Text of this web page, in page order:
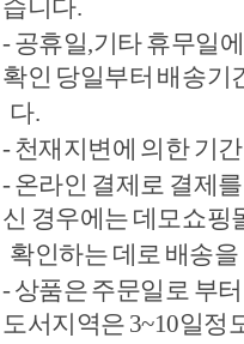
습니다.
- 공휴일,기타 휴무일
확인 당일부터 배송기
다.
- 천재지변에 의한 기
- 온라인 결제로 결제
신 경우에는 데모쇼핑
확인하는 데로 배송을
- 상품은 주문일로 부
도서지역은 3~10일정